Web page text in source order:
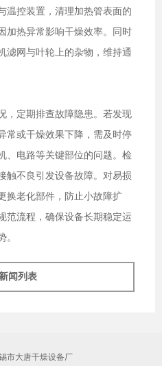
温控装置，清理加热管表面的
加热异常影响干燥效率。同时
滤网与叶轮上的杂物，维持通
，定期排查故障隐患。若发现
常或干燥效果下降，需及时停
、电路等关键部位的问题。检
触不良引发设备故障。对易损
换老化部件，防止小故障扩
范流程，确保设备长期稳定运
。
闻列表
市大唐干燥设备厂